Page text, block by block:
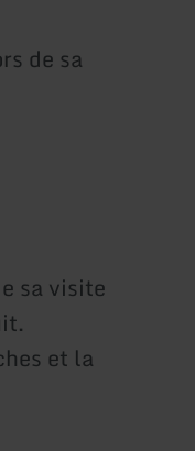
de sa
sa visite
et la